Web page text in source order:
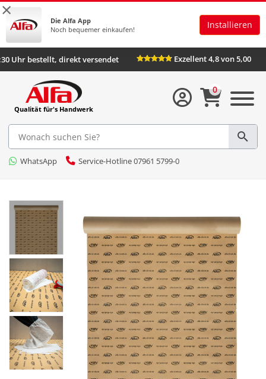
×
Die Alfa App
Noch bequemer einkaufen!
Installieren
Bis 16:30 Uhr bestellt, direkt versendet Exzellent 4,8 von
Qualität für's Handwerk
WhatsApp Service-Hotline 07961 5799-0
0